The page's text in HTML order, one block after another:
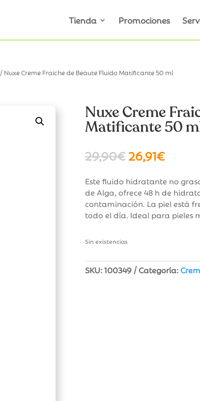
Tienda Promociones
/ Nuxe Creme Fraiche de Beaute Fluido Matificante 50 ml
Nuxe Creme
Matificante 50
29,90€El
precio
original
era:
29,90€.
26,91€El
precio
es:
Este fluido hidratante no
de Alga, ofrece 48 h de
contaminación. La piel está
todo el día. Ideal para pieles
Sin existencias
SKU:100349 Categoría: